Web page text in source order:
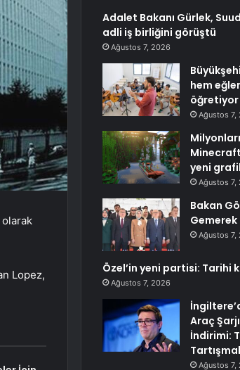
Lopez,
Adalet Bakanı Gürlek,
adli iş birliğini görüştü
Ağustos 7, 2026
hem
öğretiyor
Ağustos 7,
yeni
Ağustos 7,
Bakan
Gemerek
Ağustos 7,
Özel’in yeni partisi: Tarihi
Ağustos 7, 2026
Araç
İndirimi:
Ağustos 7,